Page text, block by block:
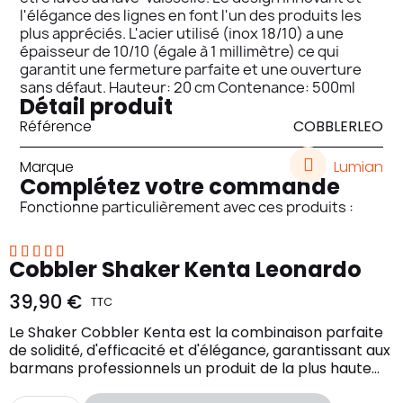
l'élégance des lignes en font l'un des produits les
plus appréciés. L'acier utilisé (inox 18/10) a une
épaisseur de 10/10 (égale à 1 millimètre) ce qui
garantit une fermeture parfaite et une ouverture
sans défaut. Hauteur: 20 cm Contenance: 500ml
Détail produit
Référence
COBBLERLEO
Marque
Lumian
Complétez votre commande
Fonctionne particulièrement avec ces produits :
    
Cobbler Shaker Kenta Leonardo
39,90 € TTC
Le Shaker Cobbler Kenta est la combinaison parfaite
de solidité, d'efficacité et d'élégance, garantissant aux
barmans professionnels un produit de la plus haute